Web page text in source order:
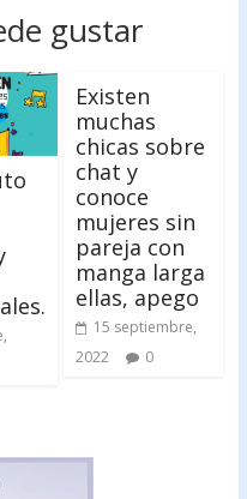
gustar
Existen
muchas
chicas sobre
chat y
conoce
mujeres sin
pareja con
manga larga
ellas, apego
15 septiembre,
2022
0